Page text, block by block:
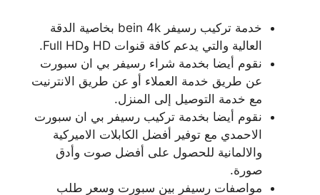
خدمة تركيب رسيفر bein 4k بخاصية الدقة
العالية والتي يدعم كافة قنوات HD وFull HD.
نقوم أيضا بخدمة شراء رسيفر بي ان سبورت
عن طريق خدمة العملاء أو عن طريق الانترنيت
مع خدمة التوصيل إلى المنزل.
نقوم أيضا بخدمة تركيب رسيفر بي ان سبورت
الاحمدي مع توفير أفضل الكابلات الاميركية
والالمانية للحصول على أفضل صوت وأدق
صورة.
مواصفات رسيفر بين سبورت وسعر طلب